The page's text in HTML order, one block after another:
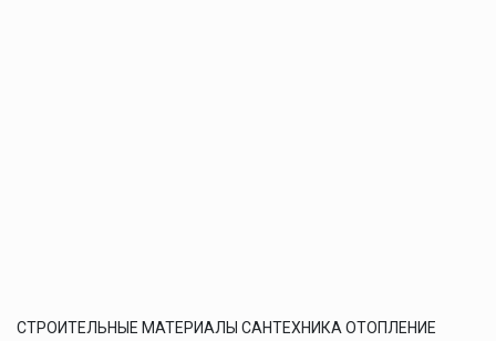
СТРОИТЕЛЬНЫЕ МАТЕРИАЛЫ САНТЕХНИКА ОТОПЛЕНИЕ